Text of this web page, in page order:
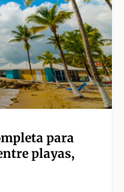
para
playas,